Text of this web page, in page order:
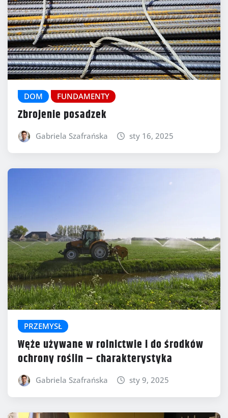
DOM FUNDAMENTY
Zbrojenie posadzek
Gabriela Szafrańska sty 16, 2025
PRZEMYSŁ
Węże używane w rolnictwie i do środków
ochrony roślin – charakterystyka
Gabriela Szafrańska sty 9, 2025